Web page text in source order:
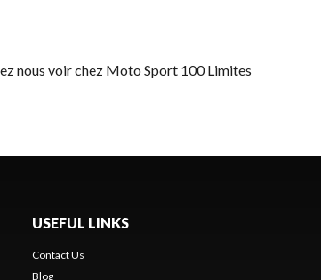
nous voir chez Moto Sport 100 Limites
USEFUL LINKS
Contact Us
Blog